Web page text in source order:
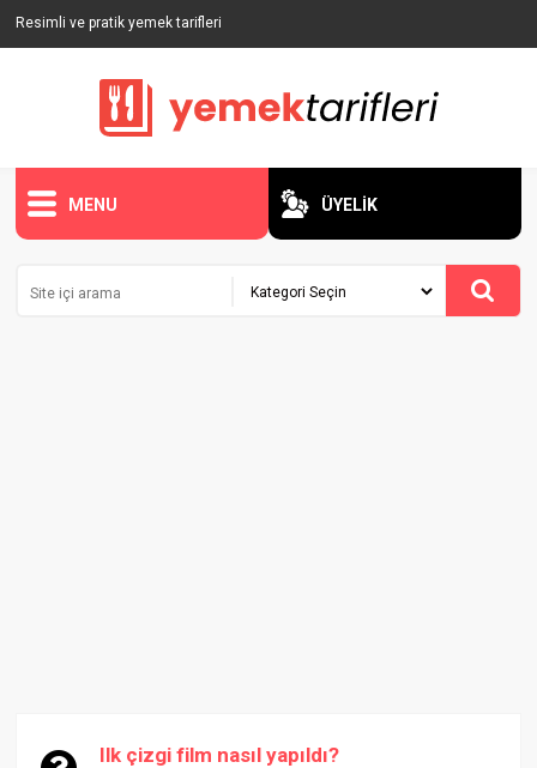
Resimli ve pratik yemek tarifleri
MENU ÜYELİK
Ilk çizgi film nasıl yapıldı?